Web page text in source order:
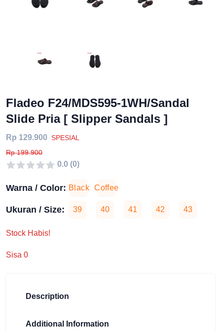
ANGLED VIEW ANGLED VIEW
Fladeo F24/MDS595-1WH/Sandal
Slide Pria [ Slipper Sandals ]
Rp 129.900 SPESIAL
Rp 199.900
0.0 (0)
Warna / Color: Black Coffee
Ukuran / Size: 39 40 41 42 43
Stock Habis!
Sisa 0
Description
Additional Information